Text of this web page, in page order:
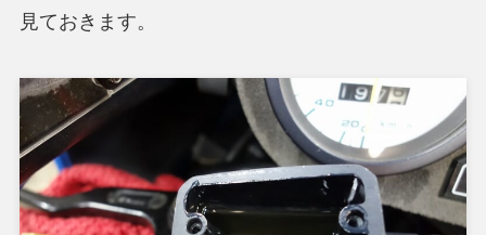
見ておきます。